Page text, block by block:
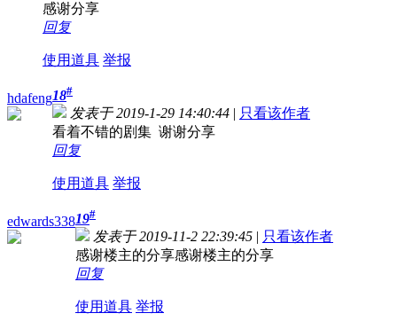
感谢分享
回复
使用道具 举报
hdafeng18#
发表于 2019-1-29 14:40:44 | 只看该作者
看着不错的剧集 谢谢分享
回复
使用道具 举报
edwards33819#
发表于 2019-11-2 22:39:45 | 只看该作者
感谢楼主的分享感谢楼主的分享
回复
使用道具 举报